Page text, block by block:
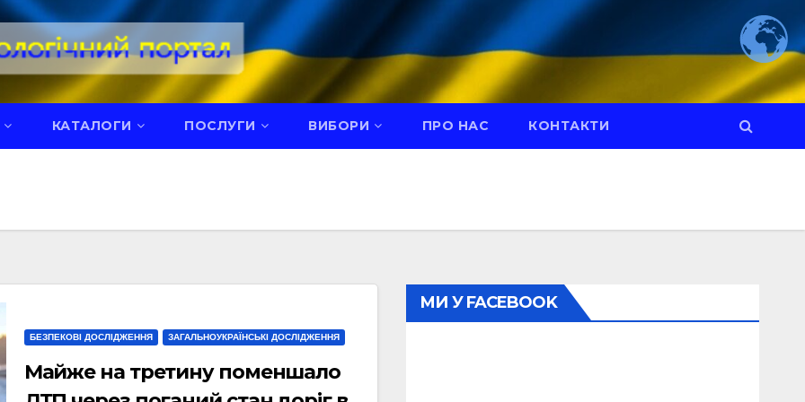
КАТАЛОГИ ПОСЛУГИ ВИБОРИ ПРО НАС КОНТАКТИ
БЕЗПЕКОВІ ДОСЛІДЖЕННЯ ЗАГАЛЬНОУКРАЇНСЬКІ ДОСЛІДЖЕННЯ
Майже на третину поменшало
МИ У FACEBOOK